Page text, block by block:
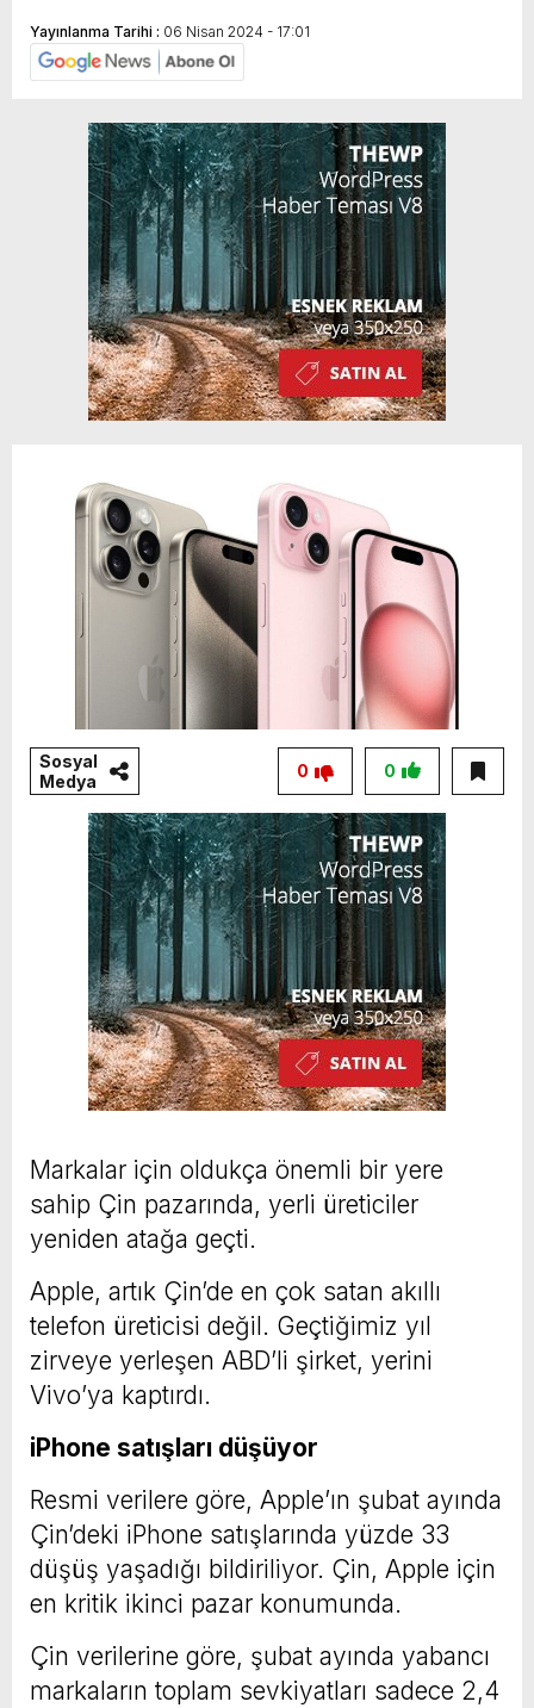
Yayınlanma Tarihi : 06 Nisan 2024 - 17:01
Sosyal
Medya
0
0
Markalar için oldukça önemli bir yere
sahip Çin pazarında, yerli üreticiler
yeniden atağa geçti.
Apple, artık Çin’de en çok satan akıllı
telefon üreticisi değil. Geçtiğimiz yıl
zirveye yerleşen ABD’li şirket, yerini
Vivo’ya kaptırdı.
iPhone satışları düşüyor
Resmi verilere göre, Apple’ın şubat ayında
Çin’deki iPhone satışlarında yüzde 33
düşüş yaşadığı bildiriliyor. Çin, Apple için
en kritik ikinci pazar konumunda.
Çin verilerine göre, şubat ayında yabancı
markaların toplam sevkiyatları sadece 2,4